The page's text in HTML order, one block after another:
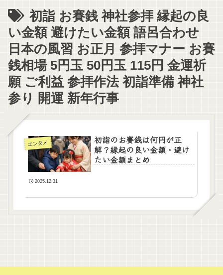
初詣 お賽銭 神社参拝 縁起の良
い金額 避けたい金額 語呂合わせ
日本の風習 お正月 参拝マナー お賽
銭相場 5円玉 50円玉 115円 金運祈
願 ご利益 参拝作法 初詣準備 神社
参り 開運 新年行事
エンタメ
初詣のお賽銭は何円が正
解？縁起の良い金額・避け
たい金額まとめ
2025.12.31